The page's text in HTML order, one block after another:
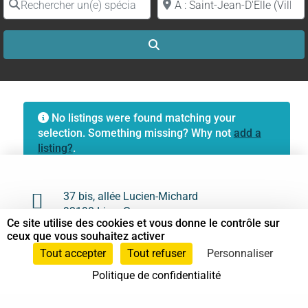
No listings were found matching your
selection. Something missing? Why not add a
listing?.

37 bis, allée Lucien-Michard
93190 Livry-Gargan
 06 61 87 28 09
Nous contacter
Ce site utilise des cookies et vous donne le contrôle sur
ceux que vous souhaitez activer
Tout accepter
Tout refuser
Personnaliser
Politique de confidentialité